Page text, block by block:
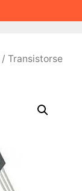
/ Transistorse